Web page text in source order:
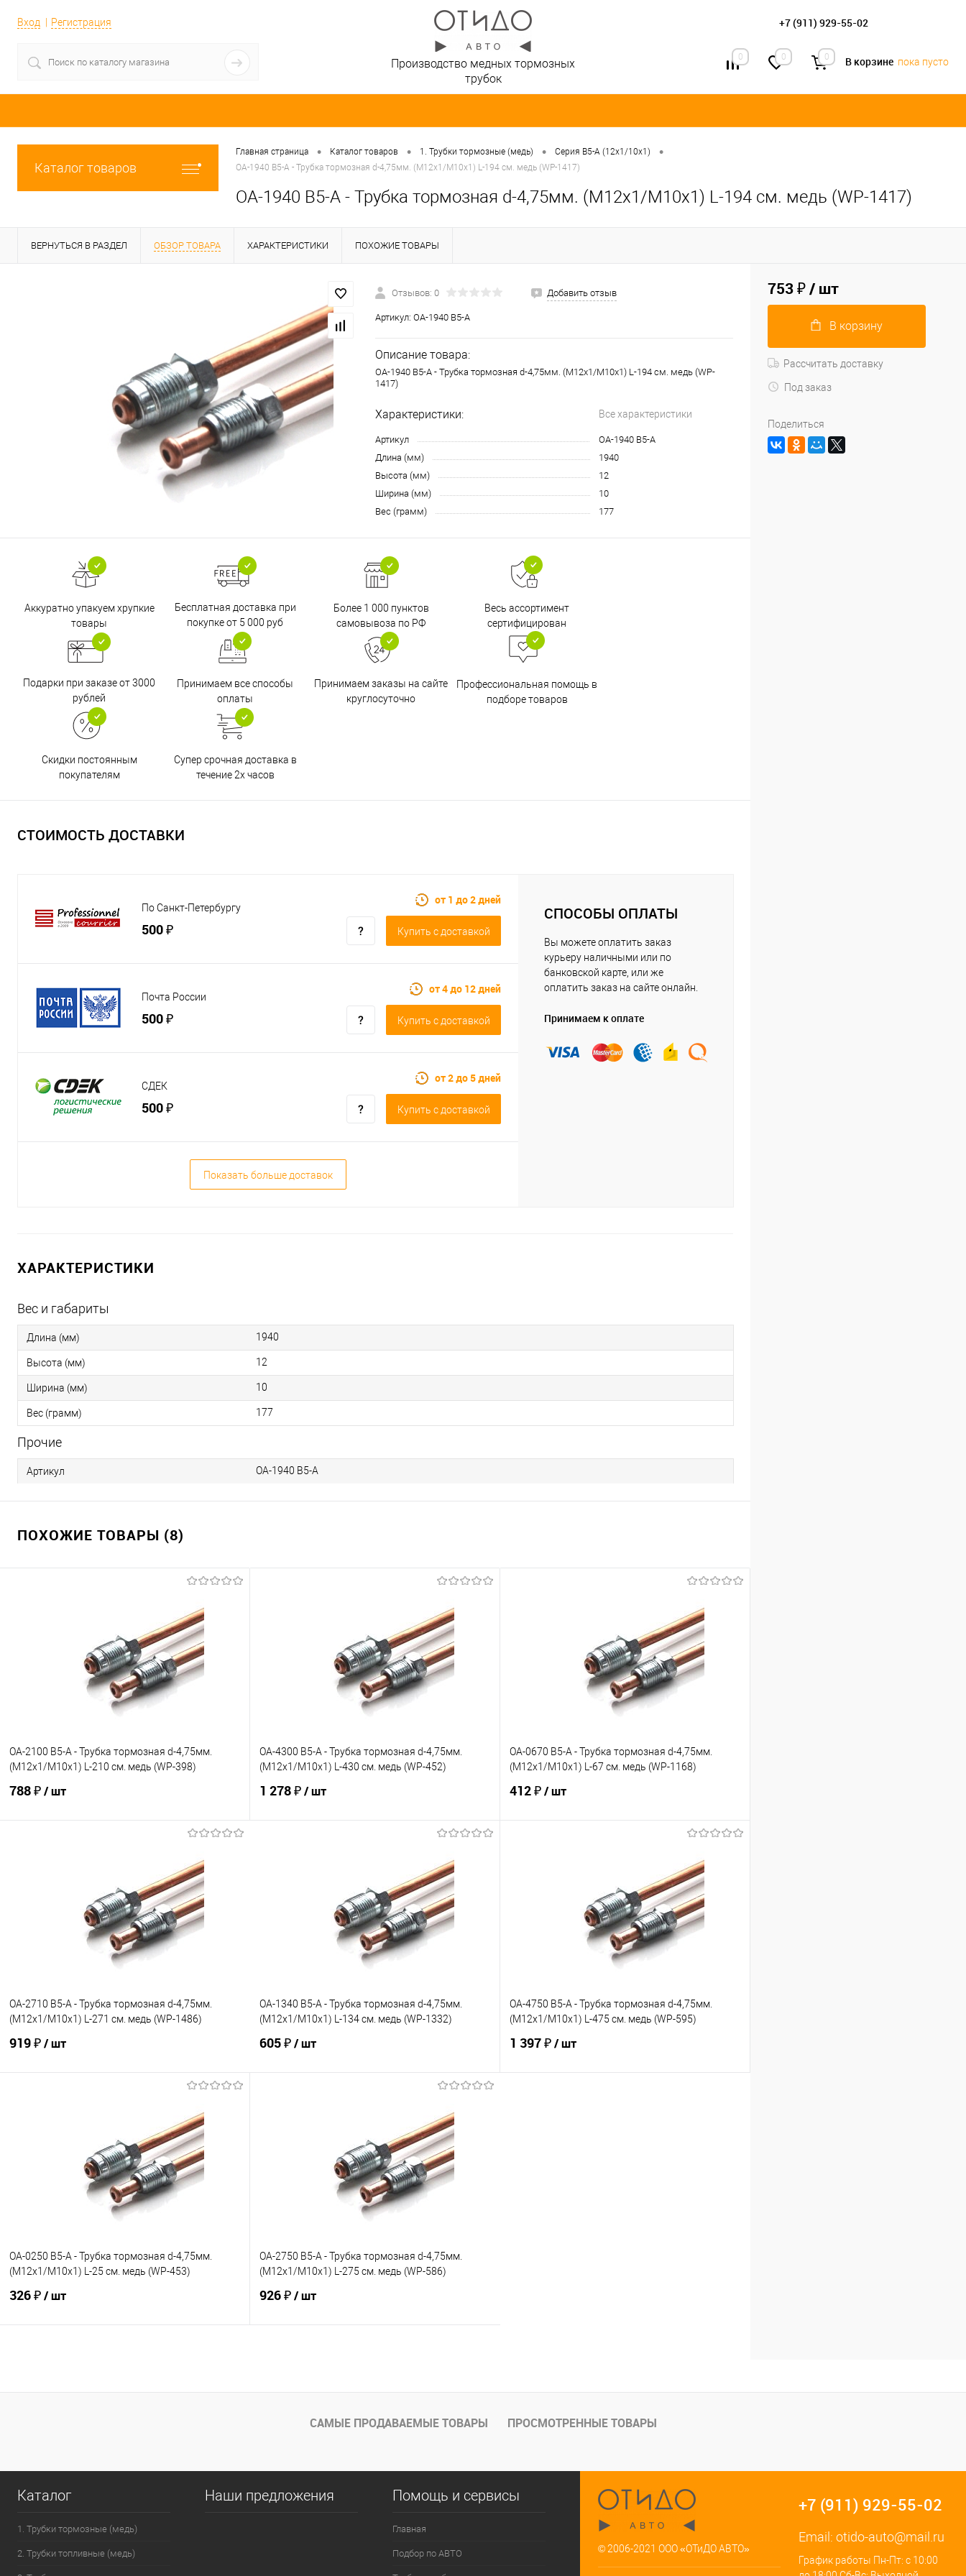
Вход Регистрация +7 (911) 929-55-02
0 0 0 В корзине пока пусто
Производство медных тормозных
трубок
Каталог товаров
Главная страница • Каталог товаров • 1. Трубки тормозные (медь) • Серия B5-A (12х1/10х1) •
OA-1940 B5-A - Трубка тормозная d-4,75мм. (М12х1/М10х1) L-194 см. медь (WP-1417)
OA-1940 B5-A - Трубка тормозная d-4,75мм. (М12х1/М10х1) L-194 см. медь (WP-1417)
ВЕРНУТЬСЯ В РАЗДЕЛ ОБЗОР ТОВАРА ХАРАКТЕРИСТИКИ ПОХОЖИЕ ТОВАРЫ
Отзывов: 0 Добавить отзыв
Артикул: OA-1940 B5-A
Описание товара:
OA-1940 B5-A - Трубка тормозная d-4,75мм. (М12х1/М10х1) L-194 см. медь (WP-
1417)
Характеристики: Все характеристики
Артикул
OA-1940 B5-A
Длина (мм)
1940
Высота (мм)
12
Ширина (мм)
10
Вес (грамм)
177
Аккуратно упакуем хрупкие
товары
Бесплатная доставка при
покупке от 5 000 руб
Более 1 000 пунктов
самовывоза по РФ
Весь ассортимент
сертифицирован
Подарки при заказе от 3000
рублей
Принимаем все способы
оплаты
Принимаем заказы на сайте
круглосуточно
Профессиональная помощь в
подборе товаров
Скидки постоянным
покупателям
Супер срочная доставка в
течение 2х часов
СТОИМОСТЬ ДОСТАВКИ
По Санкт-Петербургу
500 ₽
от 1 до 2 дней
Купить c доставкой
Почта России
500 ₽
от 4 до 12 дней
Купить c доставкой
СДЕК
500 ₽
от 2 до 5 дней
Купить c доставкой
Показать больше доставок
СПОСОБЫ ОПЛАТЫ
Вы можете оплатить заказ
курьеру наличными или по
банковской карте, или же
оплатить заказ на сайте онлайн.
Принимаем к оплате
ХАРАКТЕРИСТИКИ
Вес и габариты
Длина (мм) 1940
Высота (мм) 12
Ширина (мм) 10
Вес (грамм) 177
Прочие
Артикул OA-1940 B5-A
ПОХОЖИЕ ТОВАРЫ (8)
OA-2100 B5-A - Трубка тормозная d-4,75мм.
(М12х1/М10х1) L-210 см. медь (WP-398)
788 ₽/ шт
Под заказ
OA-4300 B5-A - Трубка тормозная d-4,75мм.
(М12х1/М10х1) L-430 см. медь (WP-452)
1 278 ₽/ шт
Под заказ
OA-0670 B5-A - Трубка тормозная d-4,75мм.
(М12х1/М10х1) L-67 см. медь (WP-1168)
412 ₽/ шт
Под заказ
OA-2710 B5-A - Трубка тормозная d-4,75мм.
(М12х1/М10х1) L-271 см. медь (WP-1486)
919 ₽/ шт
Под заказ
OA-1340 B5-A - Трубка тормозная d-4,75мм.
(М12х1/М10х1) L-134 см. медь (WP-1332)
605 ₽/ шт
Под заказ
OA-4750 B5-A - Трубка тормозная d-4,75мм.
(М12х1/М10х1) L-475 см. медь (WP-595)
1 397 ₽/ шт
OA-0250 B5-A - Трубка тормозная d-4,75мм.
(М12х1/М10х1) L-25 см. медь (WP-453)
326 ₽/ шт
В избранное
Под заказ
OA-2750 B5-A - Трубка тормозная d-4,75мм.
(М12х1/М10х1) L-275 см. медь (WP-586)
926 ₽/ шт
В избранное
Под заказ
Сравнение
753 ₽/ шт
В корзину
Рассчитать доставку
Под заказ
Поделиться
САМЫЕ ПРОДАВАЕМЫЕ ТОВАРЫ ПРОСМОТРЕННЫЕ ТОВАРЫ
Каталог
1. Трубки тормозные (медь)
2. Трубки топливные (медь)
Наши предложения Помощь и сервисы
Главная
Подбор по АВТО © 2006-2021 ООО «ОТиДО АВТО»
+7 (911) 929-55-02
Email: otido-auto@mail.ru
График работы Пн-Пт: с 10:00